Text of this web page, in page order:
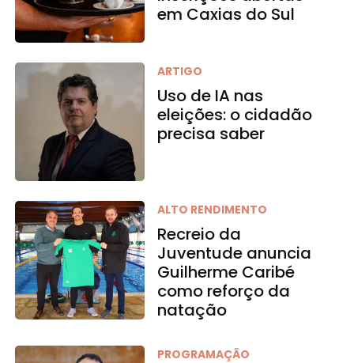
em Caxias do Sul
ARTIGO
Uso de IA nas
eleições: o cidadão
precisa saber
ALTO RENDIMENTO
Recreio da
Juventude anuncia
Guilherme Caribé
como reforço da
natação
PROGRAMAÇÃO